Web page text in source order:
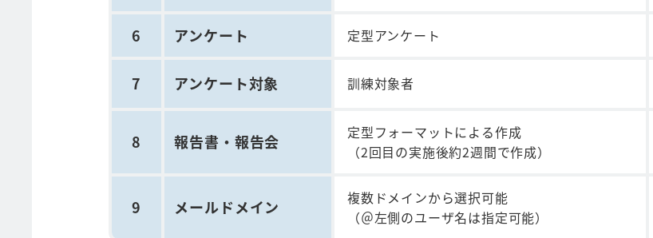
6 アンケート 定型アンケート
7 アンケート対象 訓練対象者
8 報告書・報告会
定型フォーマットによる作成
（2回目の実施後約2週間で作成）
9 メールドメイン
複数ドメインから選択可能
（＠左側のユーザ名は指定可能）